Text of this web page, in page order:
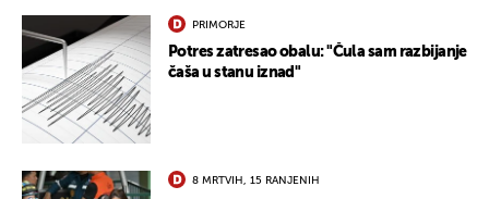
PRIMORJE
Potres zatresao obalu: "Čula sam razbijanje
čaša u stanu iznad"
8 MRTVIH, 15 RANJENIH